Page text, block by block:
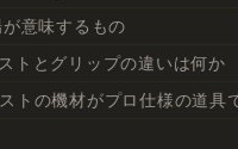
意味するもの
トとグリップの違いは何か
トの機材がプロ仕様の道具